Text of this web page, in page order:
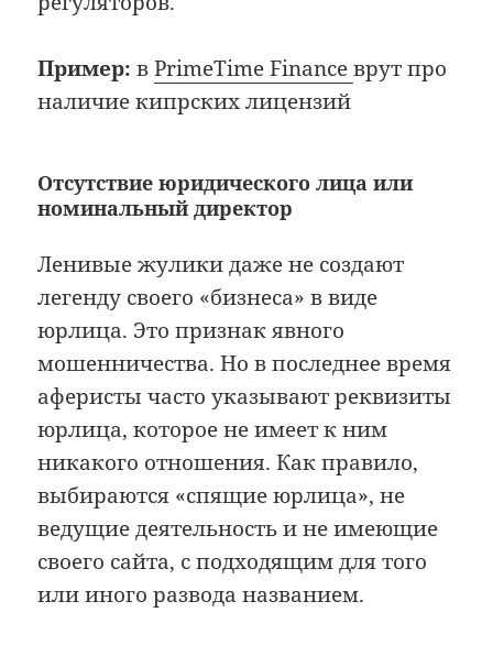
Пример: вPrimeTime Financeврут про
наличие кипрских лицензий
Отсутствие юридического лица или
номинальный директор
Ленивые жулики даже не создают
легенду своего «бизнеса» в виде
юрлица. Это признак явного
мошенничества. Но в последнее время
аферисты часто указывают реквизиты
юрлица, которое не имеет к ним
никакого отношения. Как правило,
выбираются «спящие юрлица», не
ведущие деятельность и не имеющие
своего сайта, с подходящим для того
или иного развода названием.